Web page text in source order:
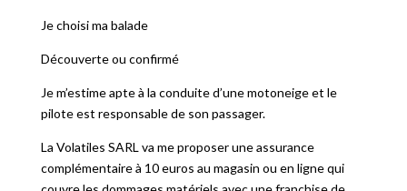
Je choisi ma balade
Découverte ou confirmé
Je m’estime apte à la conduite d’une motoneige et le
pilote est responsable de son passager.
La Volatiles SARL va me proposer une assurance
complémentaire à 10 euros au magasin ou en ligne qui